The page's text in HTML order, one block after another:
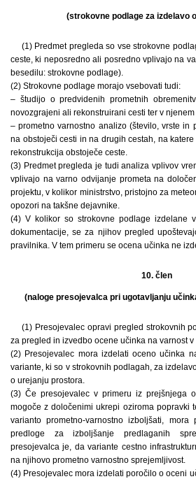
(strokovne podlage za izdelavo
(1) Predmet pregleda so vse strokovne
ceste, ki neposredno ali posredno vplivajo na
besedilu: strokovne podlage).
(2) Strokovne podlage morajo vsebovati tudi:
– študijo o predvidenih prometnih
novozgrajeni ali rekonstruirani cesti ter v
– prometno varnostno analizo (število, vrste in
na obstoječi cesti in na drugih cestah, na
rekonstrukcija obstoječe ceste.
(3) Predmet pregleda je tudi analiza vplivov
vplivajo na varno odvijanje prometa na
projektu, v kolikor ministrstvo, pristojno za
opozori na takšne dejavnike.
(4) V kolikor so strokovne podlage izdelane
dokumentacije, se za njihov pregled
pravilnika. V tem primeru se ocena učinka ne
10. člen
(naloge presojevalca pri ugotavljanju
(1) Presojevalec opravi pregled strokovnih
za pregled in izvedbo ocene učinka na varnost v
(2) Presojevalec mora izdelati oceno učinka
variante, ki so v strokovnih podlagah, za
o urejanju prostora.
(3) Če presojevalec v primeru iz prejšnjega
mogoče z določenimi ukrepi oziroma popravki
varianto prometno-varnostno izboljšati, mora
predloge za izboljšanje predlaganih
presojevalca je, da variante cestno
na njihovo prometno varnostno sprejemljivost.
(4) Presojevalec mora izdelati poročilo o oceni